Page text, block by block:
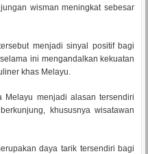
wisman meningkat sebesar
menjadi sinyal positif bagi
ini mengandalkan kekuatan
khas Melayu.
Melayu menjadi alasan tersendiri
khususnya wisatawan
daya tarik tersendiri bagi